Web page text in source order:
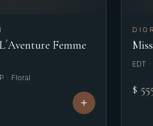
Femme
· Floral
DIOR
EDT
$